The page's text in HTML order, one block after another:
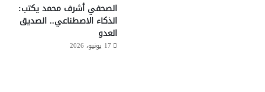
الصحفي أشرف محمد يكتب:
الذكاء الاصطناعي.. الصديق
العدو
17 يونيو، 2026